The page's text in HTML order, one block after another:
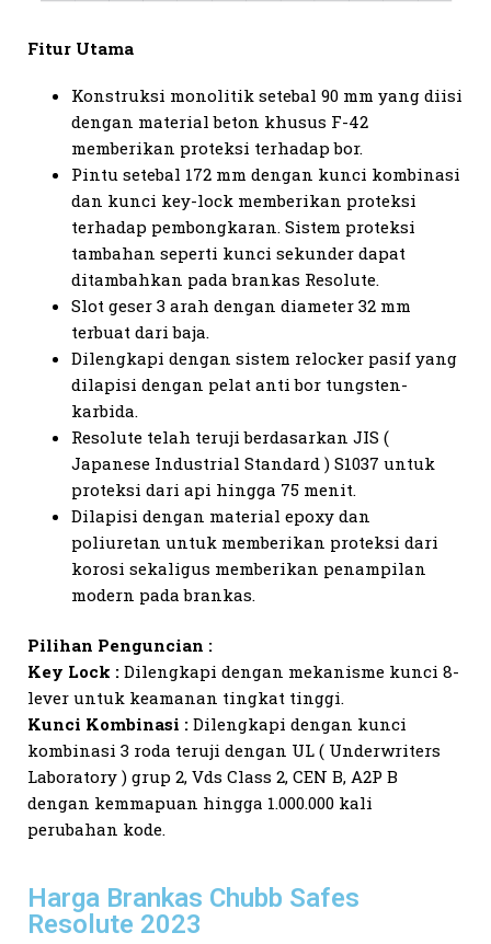
Fitur Utama
Konstruksi monolitik setebal 90 mm yang diisi
dengan material beton khusus F-42
memberikan proteksi terhadap bor.
Pintu setebal 172 mm dengan kunci kombinasi
dan kunci key-lock memberikan proteksi
terhadap pembongkaran. Sistem proteksi
tambahan seperti kunci sekunder dapat
ditambahkan pada brankas Resolute.
Slot geser 3 arah dengan diameter 32 mm
terbuat dari baja.
Dilengkapi dengan sistem relocker pasif yang
dilapisi dengan pelat anti bor tungsten-
karbida.
Resolute telah teruji berdasarkan JIS (
Japanese Industrial Standard ) S1037 untuk
proteksi dari api hingga 75 menit.
Dilapisi dengan material epoxy dan
poliuretan untuk memberikan proteksi dari
korosi sekaligus memberikan penampilan
modern pada brankas.
Pilihan Penguncian :
Key Lock : Dilengkapi dengan mekanisme kunci 8-
lever untuk keamanan tingkat tinggi.
Kunci Kombinasi : Dilengkapi dengan kunci
kombinasi 3 roda teruji dengan UL ( Underwriters
Laboratory ) grup 2, Vds Class 2, CEN B, A2P B
dengan kemmapuan hingga 1.000.000 kali
perubahan kode.
Harga Brankas Chubb Safes
Resolute 2023